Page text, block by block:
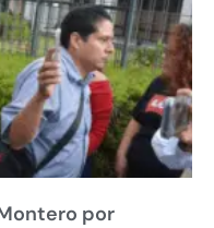
por